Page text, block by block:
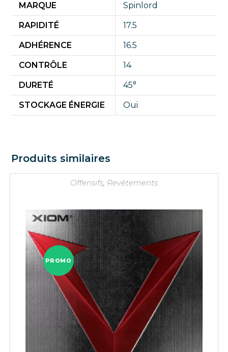
MARQUE Spinlord
RAPIDITÉ 17.5
ADHÉRENCE 16.5
CONTRÔLE 14
DURETÉ 45°
STOCKAGE ÉNERGIE Oui
Produits similaires
Offensifs, Revêtements
PROMO